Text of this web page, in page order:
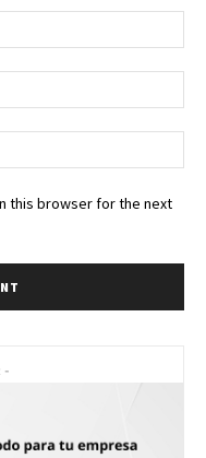
this browser for the next
-